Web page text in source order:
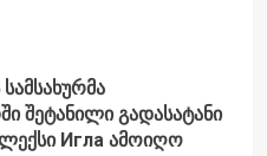
შეტანილი გადასატანი
Игла ამოიღო